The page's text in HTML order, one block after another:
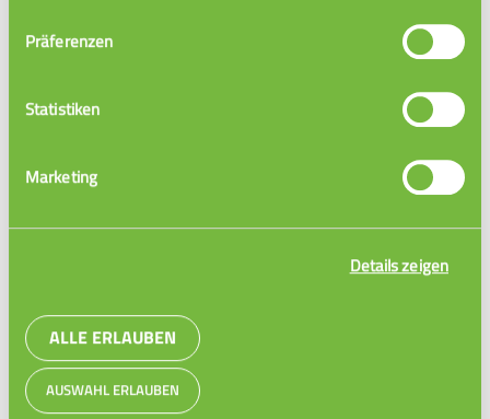
Präferenzen
Statistiken
Marketing
Details zeigen
ALLE ERLAUBEN
AUSWAHL ERLAUBEN
Ableitung Trigonometrische
Ableitung Logarithmusfunktion